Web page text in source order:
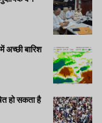
अच्छी बारिश
हो सकता है